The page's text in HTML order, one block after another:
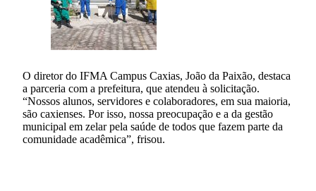
O diretor do IFMA Campus Caxias, João da Paixão, destaca
a parceria com a prefeitura, que atendeu à solicitação.
“Nossos alunos, servidores e colaboradores, em sua maioria,
são caxienses. Por isso, nossa preocupação e a da gestão
municipal em zelar pela saúde de todos que fazem parte da
comunidade acadêmica”, frisou.